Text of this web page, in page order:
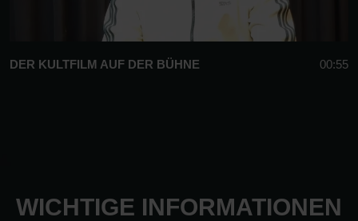
DER KULTFILM AUF DER BÜHNE 00:55
WICHTIGE INFORMATIONEN